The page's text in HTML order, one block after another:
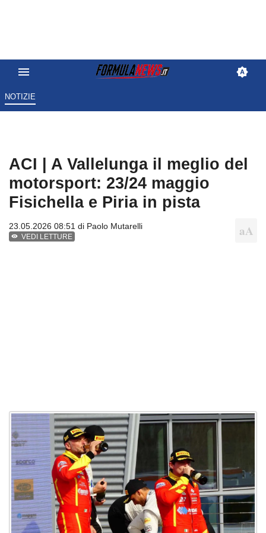
NOTIZIE
ACI | A Vallelunga il meglio del
motorsport: 23/24 maggio
Fisichella e Piria in pista
23.05.2026 08:51 di Paolo Mutarelli
VEDI LETTURE